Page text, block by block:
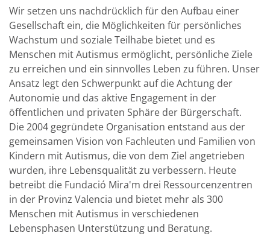
Wir setzen uns nachdrücklich für den Aufbau einer
Gesellschaft ein, die Möglichkeiten für persönliches
Wachstum und soziale Teilhabe bietet und es
Menschen mit Autismus ermöglicht, persönliche Ziele
zu erreichen und ein sinnvolles Leben zu führen. Unser
Ansatz legt den Schwerpunkt auf die Achtung der
Autonomie und das aktive Engagement in der
öffentlichen und privaten Sphäre der Bürgerschaft.
Die 2004 gegründete Organisation entstand aus der
gemeinsamen Vision von Fachleuten und Familien von
Kindern mit Autismus, die von dem Ziel angetrieben
wurden, ihre Lebensqualität zu verbessern. Heute
betreibt die Fundació Mira'm drei Ressourcenzentren
in der Provinz Valencia und bietet mehr als 300
Menschen mit Autismus in verschiedenen
Lebensphasen Unterstützung und Beratung.